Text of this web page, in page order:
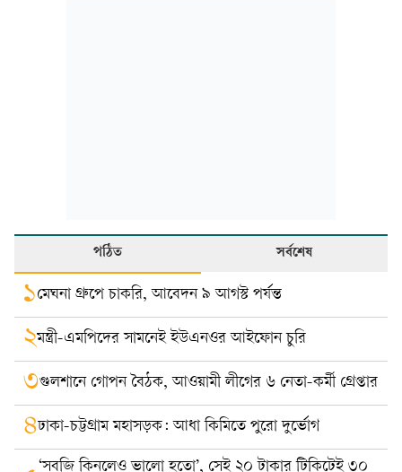
পঠিত সর্বশেষ
১মেঘনা গ্রুপে চাকরি, আবেদন ৯ আগস্ট পর্যন্ত
২মন্ত্রী-এমপিদের সামনেই ইউএনওর আইফোন চুরি
৩গুলশানে গোপন বৈঠক, আওয়ামী লীগের ৬ নেতা-কর্মী গ্রেপ্তার
৪ঢাকা-চট্টগ্রাম মহাসড়ক: আধা কিমিতে পুরো দুর্ভোগ
‘সবজি কিনলেও ভালো হতো’, সেই ২০ টাকার টিকিটেই ৩০